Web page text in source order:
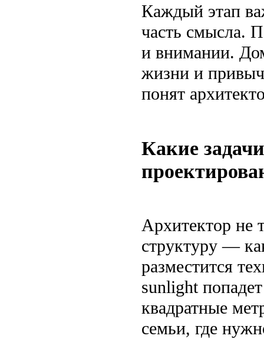
Каждый этап
часть смысла.
и внимании.
жизни и
понят
Какие
Архитектор не
структуру —
разместится
sunlight
квадратные
семьи, где